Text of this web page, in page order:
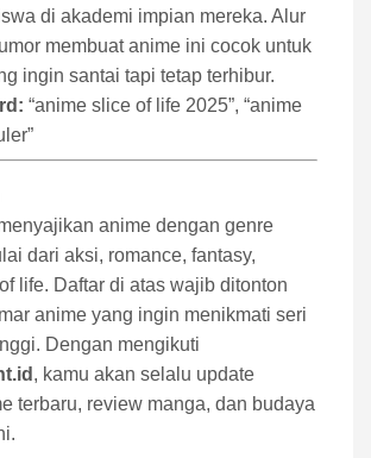
di akademi impian mereka. Alur
membuat anime ini cocok untuk
ingin santai tapi tetap terhibur.
“anime slice of life 2025”, “anime
anime dengan genre
dari aksi, romance, fantasy,
life. Daftar di atas wajib ditonton
anime yang ingin menikmati seri
Dengan mengikuti
, kamu akan selalu update
terbaru, review manga, dan budaya